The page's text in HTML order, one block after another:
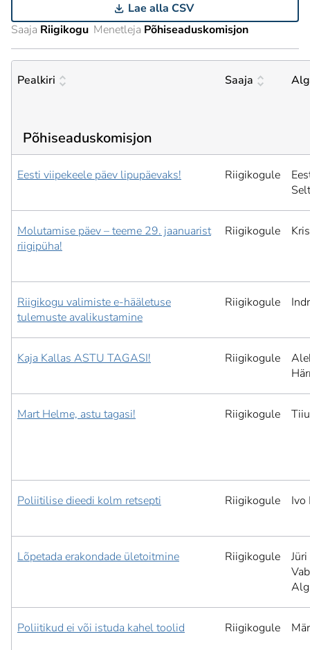
Lae alla CSV
Saaja Riigikogu Menetleja Põhiseaduskomisjon
Pealkiri Saaja
Põhiseaduskomisjon
Eesti viipekeele päev lipupäevaks! Riigikogule
Molutamise päev – teeme 29. jaanuarist
riigipüha!
Riigikogule
Riigikogu valimiste e-hääletuse
tulemuste avalikustamine
Riigikogule
Kaja Kallas ASTU TAGASI! Riigikogule
Mart Helme, astu tagasi! Riigikogule
Poliitilise dieedi kolm retsepti Riigikogule Ivo
Lõpetada erakondade ületoitmine Riigikogule
Poliitikud ei või istuda kahel toolid Riigikogule